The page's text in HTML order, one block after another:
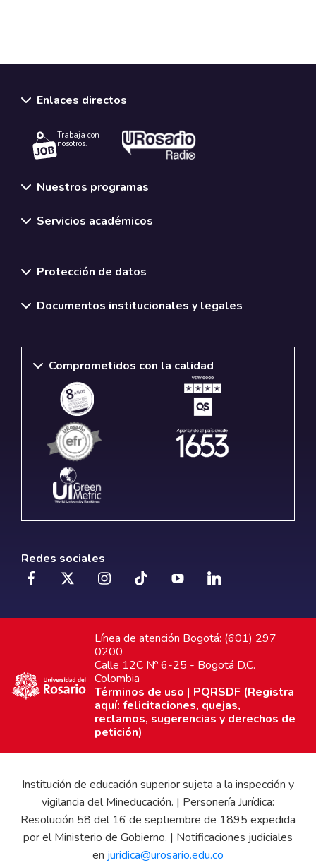
Enlaces directos
Trabaja con
nosotros.
Nuestros programas
Servicios académicos
Protección de datos
Documentos institucionales y legales
Comprometidos con la calidad
Redes sociales
Línea de atención Bogotá: (601) 297
0200
Calle 12C Nº 6-25 - Bogotá D.C.
Colombia
Términos de uso | PQRSDF (Registra
aquí: felicitaciones, quejas,
reclamos, sugerencias y derechos de
petición)
Institución de educación superior sujeta a la inspección y
vigilancia del Mineducación. | Personería Jurídica:
Resolución 58 del 16 de septiembre de 1895 expedida
por el Ministerio de Gobierno. | Notificaciones judiciales
en juridica@urosario.edu.co